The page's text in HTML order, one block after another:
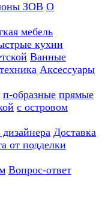
ЗОВ О
мебель
кухни
Ванные
Аксессуары
п-образные прямые
с островом
Доставка
от подделки
Вопрос-ответ